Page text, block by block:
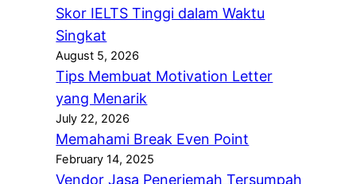
Skor IELTS Tinggi dalam Waktu
Singkat
August 5, 2026
Tips Membuat Motivation Letter
yang Menarik
July 22, 2026
Memahami Break Even Point
February 14, 2025
Vendor Jasa Penerjemah Tersumpah